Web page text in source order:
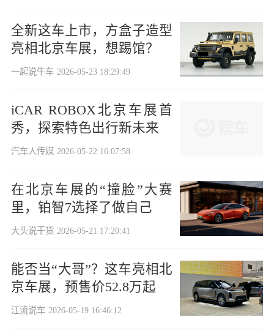
全新这车上市，方盒子造型
亮相北京车展，想踢馆？
一起说牛车 2026-05-23 18:29:49
iCAR ROBOX北京车展首
秀，探索特色出行新未来
汽车人传媒 2026-05-22 16:07:58
在北京车展的“撞脸”大赛
里，铂智7选择了做自己
大头说干货 2026-05-21 17:20:41
能否当“大哥”？这车亮相北
京车展，预售价52.8万起
江流说车 2026-05-19 16:46:12